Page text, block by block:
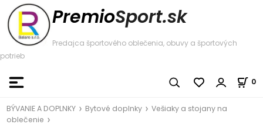
PremioSport.sk
Predajca športového oblečenia, obuvy a športových
potrieb
0
BÝVANIE A DOPLNKY Bytové doplnky
Vešiaky a stojany na
oblečenie